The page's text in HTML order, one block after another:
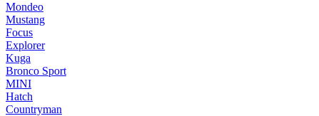
Mondeo
Mustang
Focus
Explorer
Kuga
Bronco Sport
MINI
Hatch
Countryman